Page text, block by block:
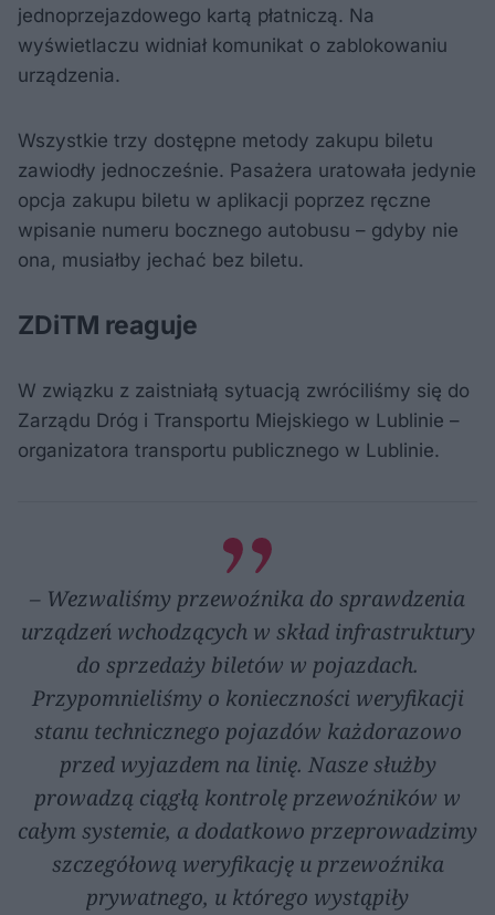
jednoprzejazdowego kartą płatniczą. Na
wyświetlaczu widniał komunikat o zablokowaniu
urządzenia.
Wszystkie trzy dostępne metody zakupu biletu
zawiodły jednocześnie. Pasażera uratowała jedynie
opcja zakupu biletu w aplikacji poprzez ręczne
wpisanie numeru bocznego autobusu – gdyby nie
ona, musiałby jechać bez biletu.
ZDiTM reaguje
W związku z zaistniałą sytuacją zwróciliśmy się do
Zarządu Dróg i Transportu Miejskiego w Lublinie –
organizatora transportu publicznego w Lublinie.
– Wezwaliśmy przewoźnika do sprawdzenia
urządzeń wchodzących w skład infrastruktury
do sprzedaży biletów w pojazdach.
Przypomnieliśmy o konieczności weryfikacji
stanu technicznego pojazdów każdorazowo
przed wyjazdem na linię. Nasze służby
prowadzą ciągłą kontrolę przewoźników w
całym systemie, a dodatkowo przeprowadzimy
szczegółową weryfikację u przewoźnika
prywatnego, u którego wystąpiły